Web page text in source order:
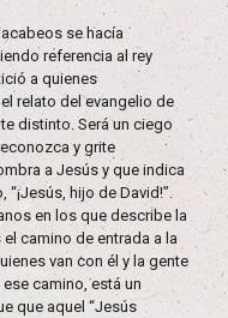
se hacía
referencia al rey
a quienes
relato del evangelio de
distinto. Será un ciego
y grite
a Jesús y que indica
hijo de David!”.
en los que describe la
camino de entrada a la
van con él y la gente
camino, está un
que aquel “Jesús